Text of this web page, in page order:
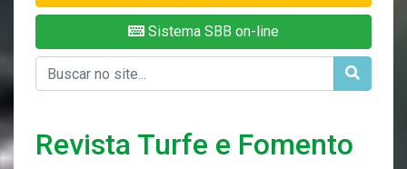
Sistema SBB on-line
Revista Turfe e Fomento